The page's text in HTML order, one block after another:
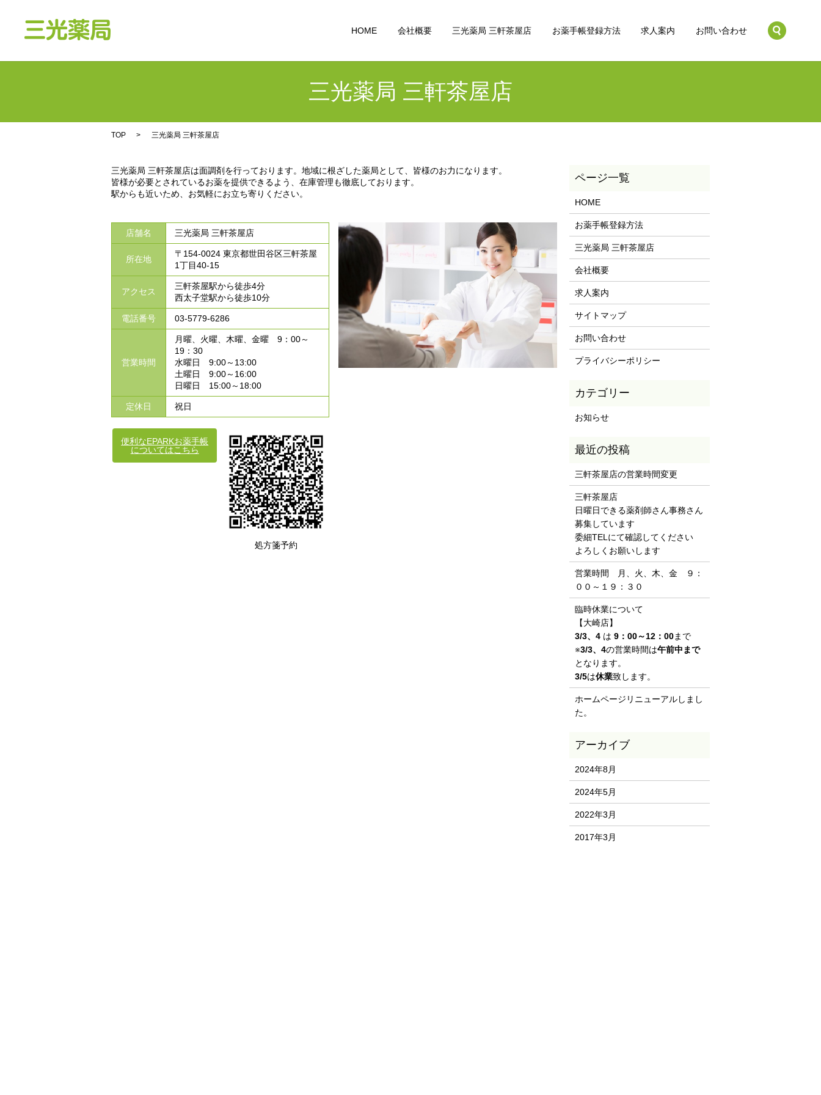
HOME 会社概要 三光薬局 三軒茶屋店 お薬手帳登録方法 求人案内 お問い合わせ search
三光薬局 三軒茶屋店
TOP 三光薬局 三軒茶屋店
三光薬局 三軒茶屋店は面調剤を行っております。地域に根ざした薬局として、皆様のお力になります。
皆様が必要とされているお薬を提供できるよう、在庫管理も徹底しております。
駅からも近いため、お気軽にお立ち寄りください。
店舗名 三光薬局 三軒茶屋店
所在地
〒154-0024 東京都世田谷区三軒茶屋
1丁目40-15
アクセス
三軒茶屋駅から徒歩4分
西太子堂駅から徒歩10分
電話番号 03-5779-6286
営業時間
月曜、火曜、木曜、金曜 9：00～
19：30
水曜日 9:00～13:00
土曜日 9:00～16:00
日曜日 15:00～18:00
定休日 祝日
便利なEPARKお薬手帳
についてはこちら
処方箋予約
HOME
お薬手帳登録方法
三光薬局 三軒茶屋店
会社概要
求人案内
サイトマップ
お問い合わせ
プライバシーポリシー
お知らせ
三軒茶屋店の営業時間変更
三軒茶屋店
日曜日できる薬剤師さん事務さん
募集しています
委細TELにて確認してください
よろしくお願いします
営業時間 月、火、木、金 ９：
００～１９：３０
臨時休業について
【大崎店】
3/3、4 は9：00～12：00まで
※3/3、4の営業時間は午前中まで
となります。
3/5は休業致します。
ホームページリニューアルしまし
た。
2024年8月
2024年5月
2022年3月
2017年3月